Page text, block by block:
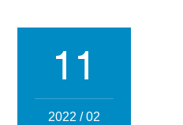
赛美化妆品 赛美医药
11
2022 / 02